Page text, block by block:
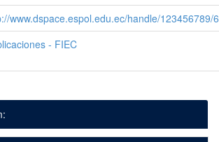
www.dspace.espol.edu.ec/handle/123456789/
- FIEC